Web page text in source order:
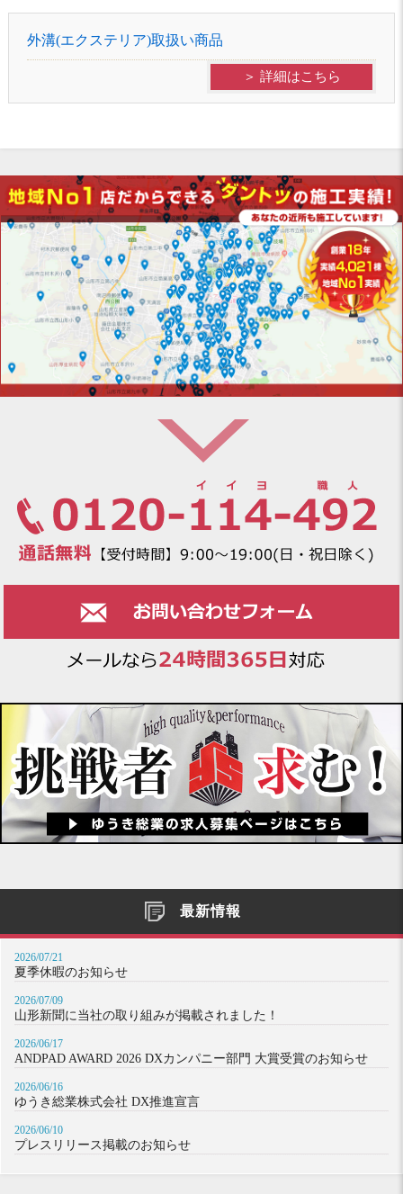
外溝(エクステリア)取扱い商品
＞ 詳細はこちら
最新情報
2026/07/21
夏季休暇のお知らせ
2026/07/09
山形新聞に当社の取り組みが掲載されました！
2026/06/17
ANDPAD AWARD 2026 DXカンパニー部門 大賞受賞のお知らせ
2026/06/16
ゆうき総業株式会社 DX推進宣言
2026/06/10
プレスリリース掲載のお知らせ